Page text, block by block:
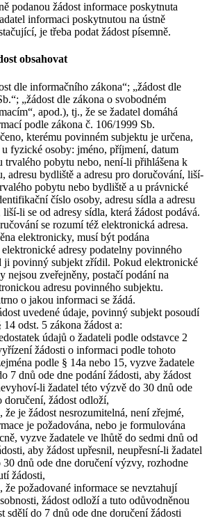
podanou žádost informace poskytnuta
informaci poskytnutou na ústně
je třeba podat žádost písemně.
obsahovat
dle informačního zákona“; „žádost dle
„žádost dle zákona o svobodném
apod.), tj., že se žadatel domáhá
podle zákona č. 106/1999 Sb.
kterému povinném subjektu je určena,
u fyzické osoby: jméno, příjmení, datum
trvalého pobytu nebo, není-li přihlášena k
adresu bydliště a adresu pro doručování, liší-
pobytu nebo bydliště a u právnické
číslo osoby, adresu sídla a adresu
li se od adresy sídla, která žádost podává.
se rozumí též elektronická adresa.
elektronicky, musí být podána
adresy podatelny povinného
ji povinný subjekt zřídil. Pokud elektronické
nejsou zveřejněny, postačí podání na
adresu povinného subjektu.
o jakou informaci se žádá.
uvedené údaje, povinný subjekt posoudí
odst. 5 zákona žádost a:
údajů o žadateli podle odstavce 2
žádosti o informaci podle tohoto
podle § 14a nebo 15, vyzve žadatele
7 dnů ode dne podání žádosti, aby žádost
li žadatel této výzvě do 30 dnů ode
doručení, žádost odloží,
že je žádost nesrozumitelná, není zřejmé,
je požadována, nebo je formulována
vyzve žadatele ve lhůtě do sedmi dnů od
aby žádost upřesnil, neupřesní-li žadatel
30 dnů ode dne doručení výzvy, rozhodne
žádosti,
že požadované informace se nevztahují
žádost odloží a tuto odůvodněnou
sdělí do 7 dnů ode dne doručení žádosti